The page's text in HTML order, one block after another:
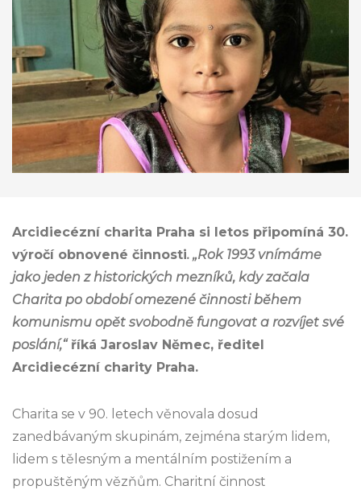
Arcidiecézní charita Praha si letos připomíná 30.
výročí obnovené činnosti. „Rok 1993 vnímáme
jako jeden z historických mezníků, kdy začala
Charita po období omezené činnosti během
komunismu opět svobodně fungovat a rozvíjet své
poslání,“říká Jaroslav Němec, ředitel
Arcidiecézní charity Praha.
Charita se v 90. letech věnovala dosud
zanedbávaným skupinám, zejména starým lidem,
lidem s tělesným a mentálním postižením a
propuštěným vězňům. Charitní činnost